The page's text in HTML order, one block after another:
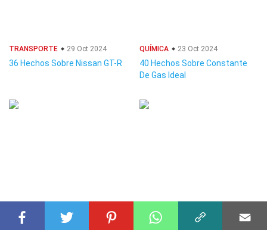
TRANSPORTE 29 Oct 2024
36 Hechos Sobre Nissan GT-R
QUÍMICA 23 Oct 2024
40 Hechos Sobre Constante
De Gas Ideal
COMIDA 24 Sep 2024 BIOLOGÍA 04 Ene 2025